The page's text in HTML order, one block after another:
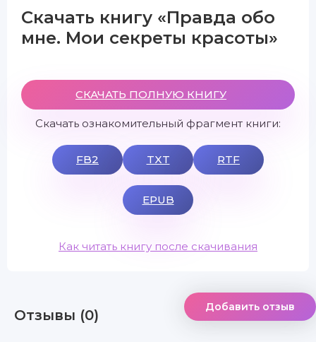
Скачать книгу «Правда обо
мне. Мои секреты красоты»
СКАЧАТЬ ПОЛНУЮ КНИГУ
Скачать ознакомительный фрагмент книги:
FB2 TXT RTF
EPUB
Как читать книгу после скачивания
Отзывы (0) Добавить отзыв